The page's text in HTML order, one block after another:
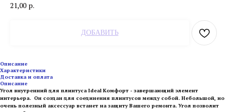
21,00 р.
ДОБАВИТЬ
Описание
Характеристики
Доставка и оплата
Описание
Угол внутренний для плинтуса Ideal Комфорт - завершающий элемент
интерьера. Он создан для соединения плинтусов между собой. Небольшой, но
очень полезный аксессуар встанет на защиту Вашего ремонта. Угол позволит